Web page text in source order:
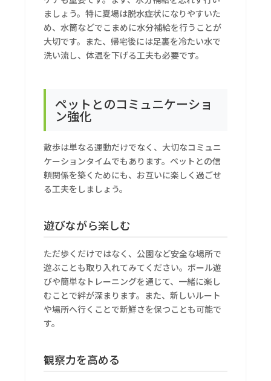
ましょう。特に夏場は脱水症状になりやすいた
め、水筒などでこまめに水分補給を行うことが
大切です。また、帰宅後には足裏を冷たい水で
洗い流し、体温を下げる工夫も必要です。
ペットとのコミュニケーショ
ン強化
散歩は単なる運動だけでなく、大切なコミュニ
ケーションタイムでもあります。ペットとの信
頼関係を築くためにも、お互いに楽しく過ごせ
る工夫をしましょう。
遊びながら楽しむ
ただ歩くだけではなく、公園など安全な場所で
遊ぶことも取り入れてみてください。ボール遊
びや簡単なトレーニングを通じて、一緒に楽し
むことで絆が深まります。また、新しいルート
や場所へ行くことで新鮮さを保つことも可能で
す。
観察力を高める